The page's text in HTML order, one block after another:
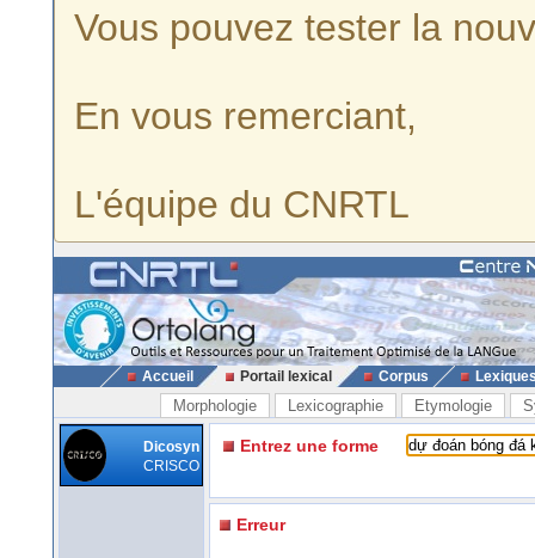
Vous pouvez tester la
En vous remerciant,
L'équipe du CNRTL
Accueil Portail lexical Corpus
Morphologie Lexicographie Etymologie
Dicosyn
CRISCO
Entrez une forme
Erreur